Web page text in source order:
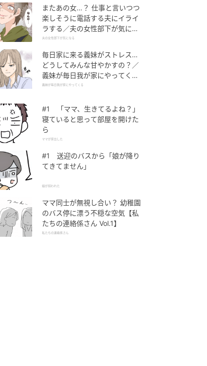
またあの女…？ 仕事と言いつつ
楽しそうに電話する夫にイライ
ラする／夫の女性部下が気にな
る（1）【夫婦の危機 まんが】
夫の女性部下が気になる
毎日家に来る義妹がストレス…
どうしてみんな甘やかすの？／
義妹が毎日我が家にやってくる
（1）【義父母がシンドイんで
義妹が毎日我が家にやってくる
#1 「ママ、生きてるよね？」
寝ていると思って部屋を開けた
ら
ママが家出した
#1 送迎のバスから「娘が降り
てきてません」
娘が拐われた
ママ同士が無視し合い？ 幼稚園
のバス停に漂う不穏な空気【私
たちの連絡係さん Vol.1】
私たちの連絡係さん